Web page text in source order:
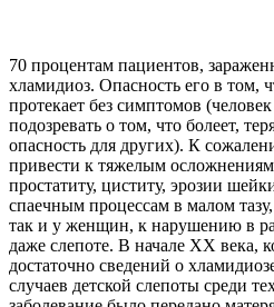
70 процентам пациентов,
хламидиоз. Опасность его в том,
протекает без симптомов
подозревать о том, что болеет,
опасность для других). К
привести к тяжелым
простатиту, циститу, эрозии
спаечным процессам в малом
так и у женщин, к нарушению в
даже слепоте. В начале XX века,
достаточно сведений о
случаев детской слепоты среди